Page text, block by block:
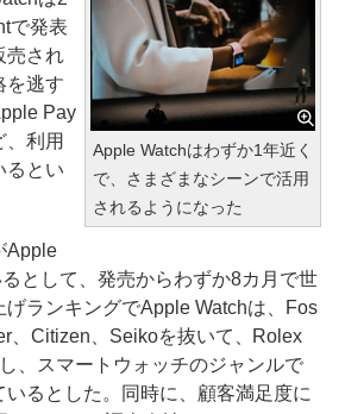
Apple Watchはわずか1年近く
で、さまざまなシーンで活用
されるようになった
で発表
売され
を逃す
Pay
、利用
るとい
Apple
として、発売からわずか8カ月で世
ランキングでApple Watchは、Fos
、Citizen、Seikoを抜いて、Rolex
、スマートウォッチのジャンルで
いるとした。同時に、顧客満足度に